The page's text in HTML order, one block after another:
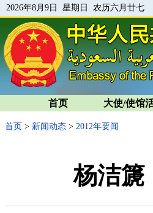
2026年8月9日 星期日 农历六月廿七
首页 大使/使馆
首页 > 新闻动态 > 2012年要闻
杨洁篪